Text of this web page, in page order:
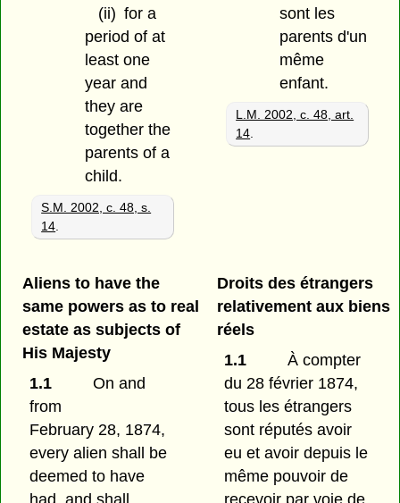
(ii) for a
period of at
least one
year and
they are
together the
parents of a
child.
S.M. 2002, c. 48, s.
14.
sont les
parents d'un
même
enfant.
L.M. 2002, c. 48, art.
14.
Aliens to have the
same powers as to real
estate as subjects of
His Majesty
1.1
On and
from
February 28, 1874,
every alien shall be
deemed to have
Droits des étrangers
relativement aux biens
réels
1.1
À compter
du 28 février 1874,
tous les étrangers
sont réputés avoir
eu et avoir depuis le
même pouvoir de